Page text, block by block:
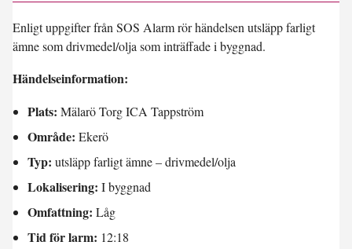
Enligt uppgifter från SOS Alarm rör händelsen utsläpp farligt
ämne som drivmedel/olja som inträffade i byggnad.
Händelseinformation:
Plats: Mälarö Torg ICA Tappström
Område: Ekerö
Typ: utsläpp farligt ämne – drivmedel/olja
Lokalisering: I byggnad
Omfattning: Låg
Tid för larm: 12:18